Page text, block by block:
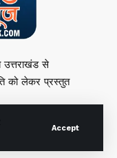
Accept
उत्तराखंड से
को लेकर प्रस्तुत